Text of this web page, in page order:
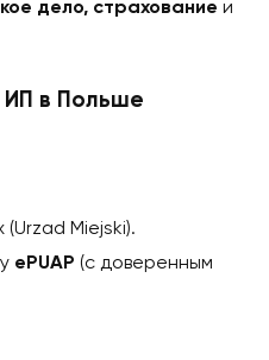
дело, страхование и
ИП в Польше
Miejski).
ePUAP (с доверенным